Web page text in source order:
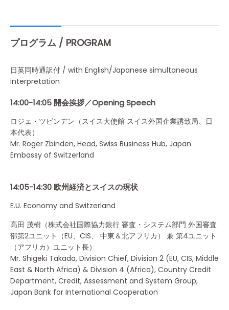
プログラム / PROGRAM
日英同時通訳付 / with English/Japanese simultaneous
interpretation
14:00-14:05 開会挨拶／Opening Speech
ロジェ・ツビンデン（スイス大使館 スイス外国企業誘致局、日
本代表）
Mr. Roger Zbinden, Head, Swiss Business Hub, Japan
Embassy of Switzerland
14:05-14:30 欧州経済とスイスの現状
E.U. Economy and Switzerland
高田 茂樹（株式会社国際協力銀行 審査・システム部門 外国審査
部第2ユニット（EU、CIS、 中東＆北アフリカ） 兼 第4ユニット
（アフリカ）ユニット長）
Mr. Shigeki Takada, Division Chief, Division 2 (EU, CIS, Middle
East & North Africa) & Division 4 (Africa), Country Credit
Department, Credit, Assessment and System Group,
Japan Bank for International Cooperation